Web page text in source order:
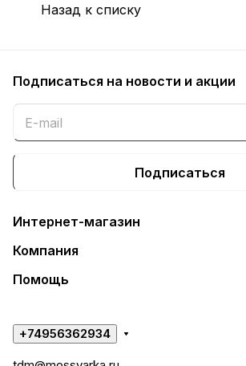
Назад к списку
Подписаться на новости и акции
Подписаться
Интернет-магазин
Компания
Помощь
+74956362934